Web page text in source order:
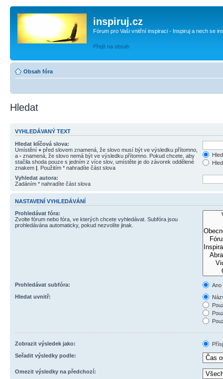
inspiruj.cz
Fórum pro Vaši vnitřní inspiraci - Inspiruj a nech se
Přejít na obsah
Obsah fóra
Hledat
VYHLEDÁVANÝ TEXT
Hledat klíčová slova:
Umístění + před slovem znamená, že slovo musí být ve výsledku přítomno,
a - znamená, že slovo nemá být ve výsledku přítomno. Pokud chcete, aby
stačila shoda pouze s jedním z více slov, umístěte je do závorek oddělené
znakem | . Použitím * nahradíte část slova
Vyhledat autora:
Zadáním * nahradíte část slova
NASTAVENÍ VYHLEDÁVÁNÍ
Prohledávat fóra:
Zvolte fórum nebo fóra, ve kterých chcete vyhledávat. Subfóra jsou
prohledávána automaticky, pokud nezvolíte jinak.
Prohledávat subfóra:
Ano
Hledat uvnitř:
Zobrazit výsledek jako:
Seřadit výsledky podle:
Omezit výsledky na předchozí: